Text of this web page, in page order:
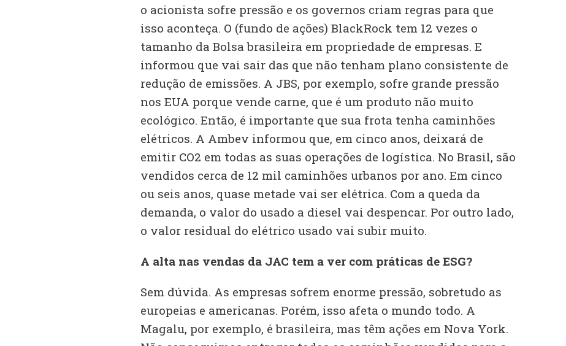
o acionista sofre pressão e os governos criam regras para que
isso aconteça. O (fundo de ações) BlackRock tem 12 vezes o
tamanho da Bolsa brasileira em propriedade de empresas. E
informou que vai sair das que não tenham plano consistente de
redução de emissões. A JBS, por exemplo, sofre grande pressão
nos EUA porque vende carne, que é um produto não muito
ecológico. Então, é importante que sua frota tenha caminhões
elétricos. A Ambev informou que, em cinco anos, deixará de
emitir CO2 em todas as suas operações de logística. No Brasil, são
vendidos cerca de 12 mil caminhões urbanos por ano. Em cinco
ou seis anos, quase metade vai ser elétrica. Com a queda da
demanda, o valor do usado a diesel vai despencar. Por outro lado,
o valor residual do elétrico usado vai subir muito.
A alta nas vendas da JAC tem a ver com práticas de ESG?
Sem dúvida. As empresas sofrem enorme pressão, sobretudo as
europeias e americanas. Porém, isso afeta o mundo todo. A
Magalu, por exemplo, é brasileira, mas têm ações em Nova York.